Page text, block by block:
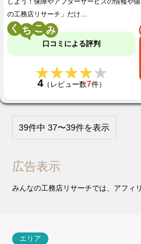
の工務店リサーチ」だけ…
く こ
口コミによる評判
★★★★★
★★★★★
4（レビュー数7件）
39件中 37〜39件を表示
広告表示
みんなの工務店リサーチでは、アフィ
エリア